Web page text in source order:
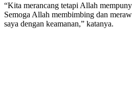
“Kita merancang tetapi Allah
Semoga Allah membimbing dan
saya dengan keamanan,” katanya.